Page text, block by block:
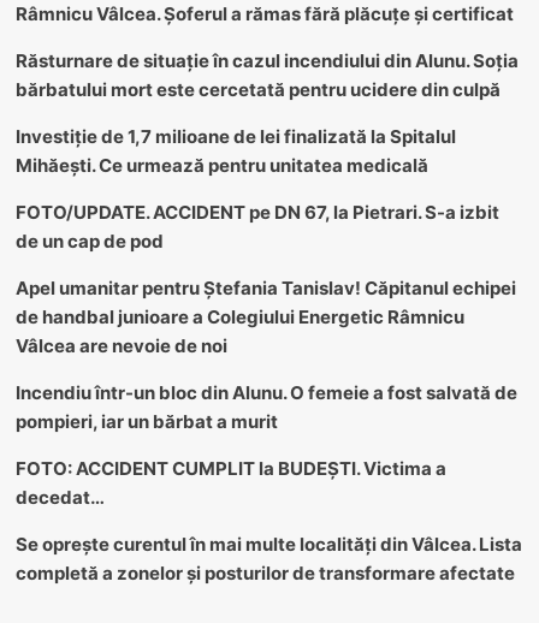
Râmnicu Vâlcea. Șoferul a rămas fără plăcuțe și certificat
Răsturnare de situație în cazul incendiului din Alunu. Soția
bărbatului mort este cercetată pentru ucidere din culpă
Investiție de 1,7 milioane de lei finalizată la Spitalul
Mihăești. Ce urmează pentru unitatea medicală
FOTO/UPDATE. ACCIDENT pe DN 67, la Pietrari. S-a izbit
de un cap de pod
Apel umanitar pentru Ștefania Tanislav! Căpitanul echipei
de handbal junioare a Colegiului Energetic Râmnicu
Vâlcea are nevoie de noi
Incendiu într-un bloc din Alunu. O femeie a fost salvată de
pompieri, iar un bărbat a murit
FOTO: ACCIDENT CUMPLIT la BUDEȘTI. Victima a
decedat…
Se oprește curentul în mai multe localități din Vâlcea. Lista
completă a zonelor și posturilor de transformare afectate